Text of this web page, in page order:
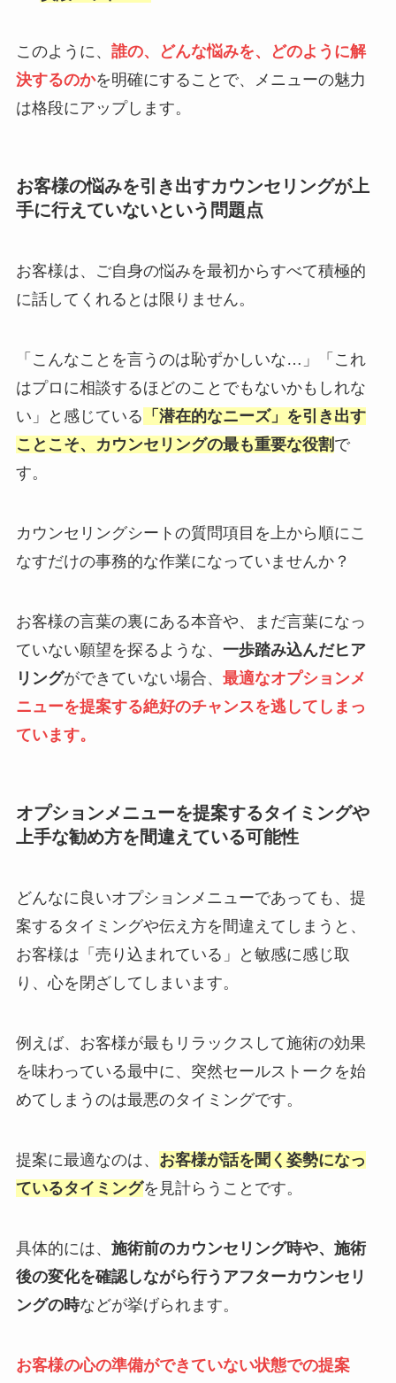
このように、 誰の、どんな悩みを、どのように解
決するのかを明確にすることで、メニューの魅力
は格段にアップします。
お客様の悩みを引き出すカウンセリングが上
手に行えていないという問題点
お客様は、ご自身の悩みを最初からすべて積極的
に話してくれるとは限りません。
「こんなことを言うのは恥ずかしいな…」「これ
はプロに相談するほどのことでもないかもしれな
い」と感じている 「潜在的なニーズ」を引き出す
ことこそ、カウンセリングの最も重要な役割 で
す。
カウンセリングシートの質問項目を上から順にこ
なすだけの事務的な作業になっていませんか？
お客様の言葉の裏にある本音や、まだ言葉になっ
ていない願望を探るような、 一歩踏み込んだヒア
リングができていない場合、 最適なオプションメ
ニューを提案する絶好のチャンスを逃してしまっ
ています。
オプションメニューを提案するタイミングや
上手な勧め方を間違えている可能性
どんなに良いオプションメニューであっても、提
案するタイミングや伝え方を間違えてしまうと、
お客様は「売り込まれている」と敏感に感じ取
り、心を閉ざしてしまいます。
例えば、お客様が最もリラックスして施術の効果
を味わっている最中に、突然セールストークを始
めてしまうのは最悪のタイミングです。
提案に最適なのは、 お客様が話を聞く姿勢になっ
ているタイミングを見計らうことです。
具体的には、 施術前のカウンセリング時や、施術
後の変化を確認しながら行うアフターカウンセリ
ングの時などが挙げられます。
お客様の心の準備ができていない状態での提案